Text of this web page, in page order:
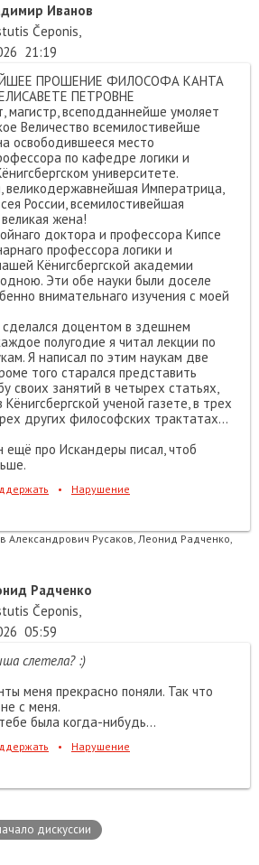
Иванов
Čeponis
21:19
ПРОШЕНИЕ ФИЛОСОФА КАНТА
ПЕТРОВНЕ
магистр, всеподданнейше умоляет
Величество всемилостивейше
освободившееся место
по кафедре логики и
университете.
великодержавнейшая Императрица,
России, всемилостивейшая
жена!
доктора и профессора Кипсе
профессора логики и
Кёнигсбергской академии
Эти обе науки были доселе
внимательнаго изучения с моей
сделался доцентом в здешнем
полугодие я читал лекции по
Я написал по этим наукам две
того старался представить
своих занятий в четырех статьях,
ученой газете, в трех
других философских трактатах...
ещё про Искандеры писал, чтоб
• Нарушение
Александрович Русаков, Леонид Радченко,
Радченко
Čeponis
05:59
слетела? :)
меня прекрасно поняли. Так что
с меня.
была когда-нибудь...
• Нарушение
дискуссии